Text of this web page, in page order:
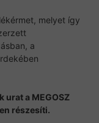
melyet így
a
urat a MEGOSZ
részesíti.